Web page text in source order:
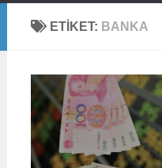
ETIKET: BANKA